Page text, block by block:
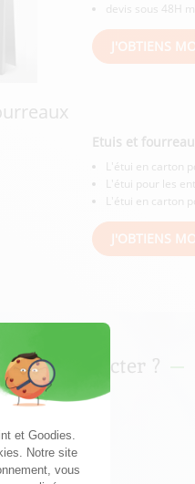
devis sous 48H
J'OBTIENS
Etuis et
L'étui en carton
L'étui pour les
L'étui en carton
J'OBTIENS
nous contacter ?